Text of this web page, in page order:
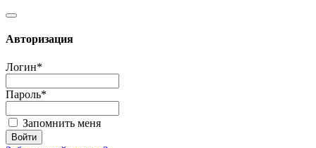
Авторизация
Логин*
Пароль*
Запомнить меня